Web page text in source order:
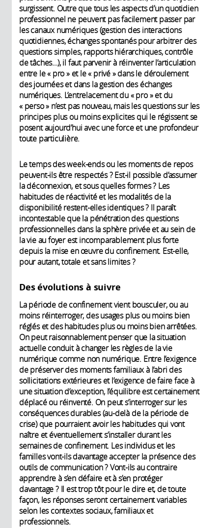
surgissent. Outre que tous les aspects d’un quotidien
professionnel ne peuvent pas facilement passer par
les canaux numériques (gestion des interactions
quotidiennes, échanges spontanés pour arbitrer des
questions simples, rapports hiérarchiques, contrôle
de tâches…), il faut parvenir à réinventer l’articulation
entre le « pro » et le « privé » dans le déroulement
des journées et dans la gestion des échanges
numériques. L’entrelacement du « pro » et du
« perso » n’est pas nouveau, mais les questions sur les
principes plus ou moins explicites qui le régissent se
posent aujourd’hui avec une force et une profondeur
toute particulière.
Le temps des week-ends ou les moments de repos
peuvent-ils être respectés ? Est-il possible d’assumer
la déconnexion, et sous quelles formes ? Les
habitudes de réactivité et les modalités de la
disponibilité restent-elles identiques ? Il paraît
incontestable que la pénétration des questions
professionnelles dans la sphère privée et au sein de
la vie au foyer est incomparablement plus forte
depuis la mise en œuvre du confinement. Est-elle,
pour autant, totale et sans limites ?
Des évolutions à suivre
La période de confinement vient bousculer, ou au
moins réinterroger, des usages plus ou moins bien
réglés et des habitudes plus ou moins bien arrêtées.
On peut raisonnablement penser que la situation
actuelle conduit à changer les règles de la vie
numérique comme non numérique. Entre l’exigence
de préserver des moments familiaux à l’abri des
sollicitations extérieures et l’exigence de faire face à
une situation d’exception, l’équilibre est certainement
déplacé ou réinventé. On peut s’interroger sur les
conséquences durables (au-delà de la période de
crise) que pourraient avoir les habitudes qui vont
naître et éventuellement s’installer durant les
semaines de confinement. Les individus et les
familles vont-ils davantage accepter la présence des
outils de communication ? Vont-ils au contraire
apprendre à s’en défaire et à s’en protéger
davantage ? Il est trop tôt pour le dire et, de toute
façon, les réponses seront certainement variables
selon les contextes sociaux, familiaux et
professionnels.